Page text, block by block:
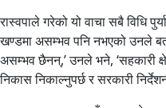
रास्वपाले गरेको यो वाचा सबै विधि
खण्डमा असम्भव पनि नभएको उनले
असम्भव छैनन्,’ उनले भने, ‘सहकारी
निकास निकाल्नुपर्छ र सरकारी